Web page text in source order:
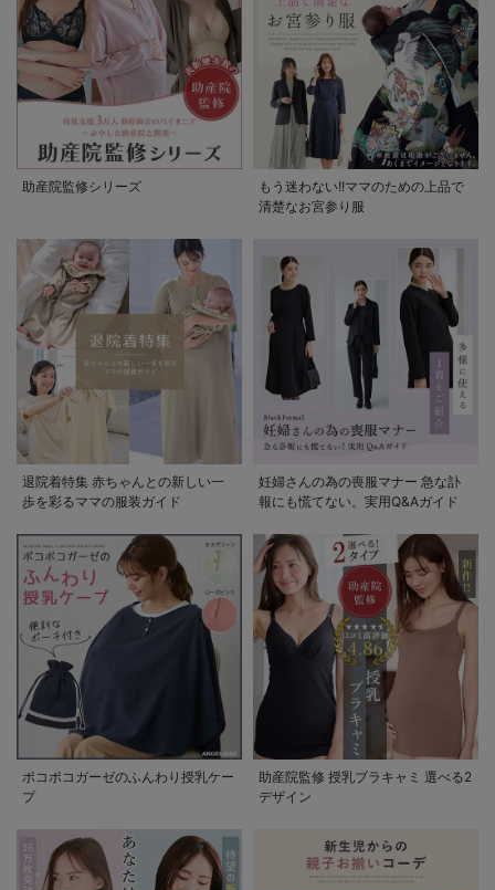
助産院監修シリーズ
もう迷わない!!ママのための上品で
清楚なお宮参り服
退院着特集 赤ちゃんとの新しい一
歩を彩るママの服装ガイド
妊婦さんの為の喪服マナー 急な訃
報にも慌てない。実用Q&Aガイド
ポコポコガーゼのふんわり授乳ケー
プ
助産院監修 授乳ブラキャミ 選べる2
デザイン